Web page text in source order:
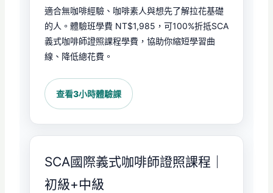
適合無咖啡經驗、咖啡素人與想先了解拉花基礎
的人。體驗班學費 NT$1,985，可100%折抵SCA
義式咖啡師證照課程學費，協助你縮短學習曲
線、降低總花費。
查看3小時體驗課
SCA國際義式咖啡師證照課程｜
初級+中級